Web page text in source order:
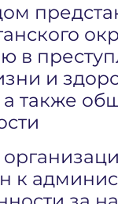
в
и
а также
к